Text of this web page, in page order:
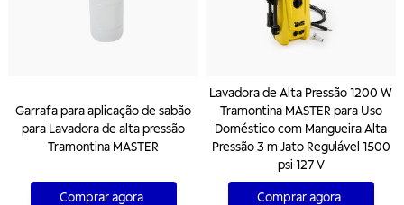
Garrafa para aplicação de sabão
para Lavadora de alta pressão
Tramontina MASTER
Comprar agora
Lavadora de Alta Pressão 1200 W
Tramontina MASTER para Uso
Doméstico com Mangueira Alta
Pressão 3 m Jato Regulável 1500
psi 127 V
Comprar agora